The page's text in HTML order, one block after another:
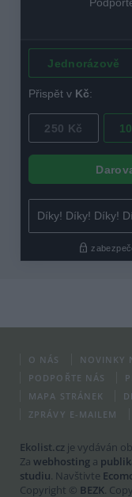
O NÁS NOVINKY
PODPOŘTE NÁS
MAPA STRÁNEK
ZPRÁVY E-MAILEM
Ekolist.cz je vydáván
Za webhosting a
studiu. Navštivte
Copyright © BEZK.